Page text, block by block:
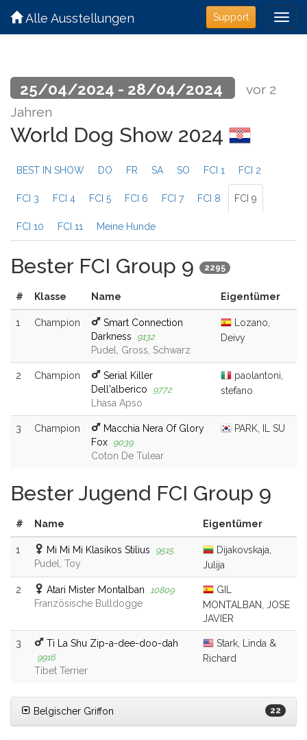
Support
Alle Ausstellungen
25/04/2024 - 28/04/2024
vor 2
Jahren
World Dog Show 2024
BEST IN SHOW DO FR SA SO FCI 1 FCI 2
FCI 3 FCI 4 FCI 5 FCI 6 FCI 7 FCI 8 FCI 9
FCI 10 FCI 11 Meine Hunde
Bester FCI Group 9 2295
# Klasse Name Eigentümer
1 Champion
Smart Connection
Darkness
9132
Pudel, Gross, Schwarz
Lozano,
Deivy
2 Champion
Serial Killer
Dell'alberico
9772
Lhasa Apso
paolantoni,
stefano
3 Champion
Macchia Nera Of Glory
Fox 9039
Coton De Tulear
PARK, IL SU
Bester Jugend FCI Group 9
# Name Eigentümer
1 Mi Mi Mi Klasikos Stilius 9515
Pudel, Toy
Dijakovskaja,
Julija
2 Atari Mister Montalban 10809
Französische Bulldogge
GIL
MONTALBAN, JOSE
JAVIER
3 Ti La Shu Zip-a-dee-doo-dah
9916
Tibet Terrier
Stark, Linda &
Richard
Belgischer Griffon 22